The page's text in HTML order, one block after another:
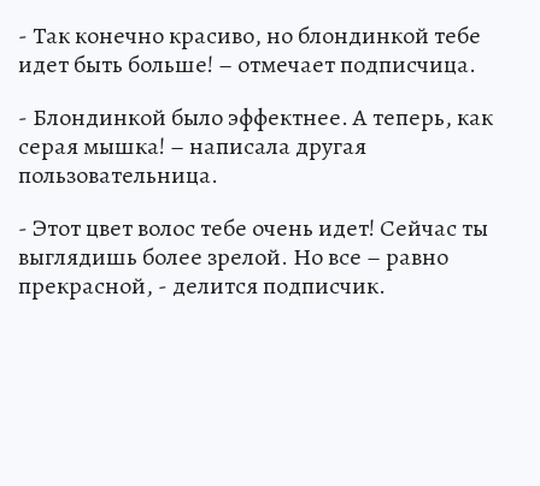
- Так конечно красиво, но блондинкой тебе
идет быть больше! – отмечает подписчица.
- Блондинкой было эффектнее. А теперь, как
серая мышка! – написала другая
пользовательница.
- Этот цвет волос тебе очень идет! Сейчас ты
выглядишь более зрелой. Но все – равно
прекрасной, - делится подписчик.